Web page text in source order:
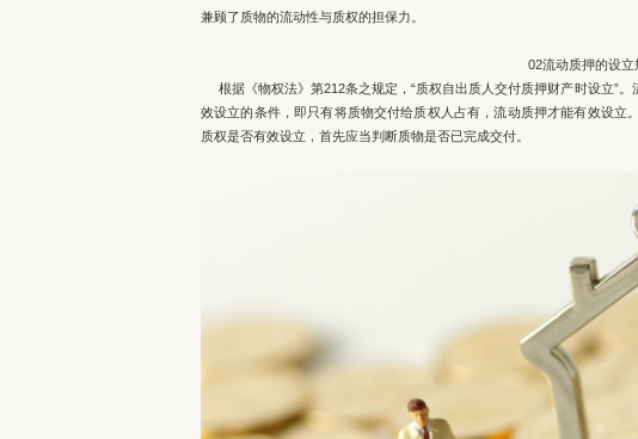
兼顾了质物的流动性与质权的担保力。
02流动质押的设立
根据《物权法》第212条之规定，“质权自出质人交付质押财产时设立”
效设立的条件，即只有将质物交付给质权人占有，流动质押才能有效设立
质权是否有效设立，首先应当判断质物是否已完成交付。